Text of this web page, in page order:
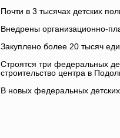
Почти в 3 тысячах детских
Внедрены организационно-
Закуплено более 20 тысяч
Строятся три федеральных
строительство центра в
В новых федеральных